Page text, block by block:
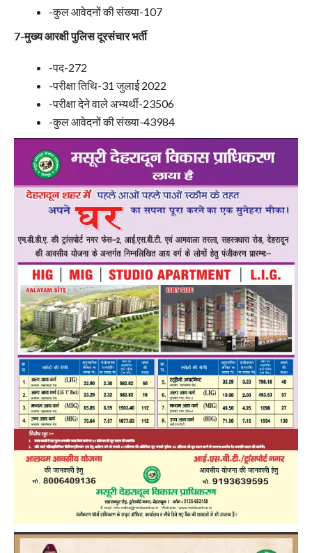
-कुल आवेदनों की संख्या-107
7-मुख्य आरक्षी पुलिस दूरसंचार भर्ती
-पद-272
-परीक्षा तिथि-31 जुलाई 2022
-परीक्षा देने वाले अभ्यर्थी-23506
-कुल आवेदनों की संख्या-43984